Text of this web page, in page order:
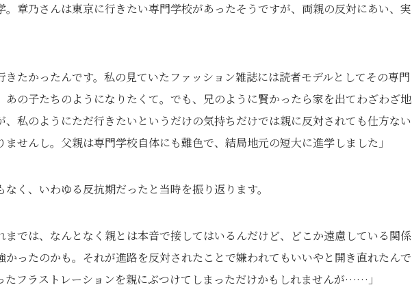
章乃さんは東京に行きたい専門学校があったそうですが、両親の反対にあい、実
きたかったんです。私の見ていたファッション雑誌には読者モデルとしてその専門
の子たちのようになりたくて。でも、兄のように賢かったら家を出てわざわざ地
私のようにただ行きたいというだけの気持ちだけでは親に反対されても仕方ない
せんし。父親は専門学校自体にも難色で、結局地元の短大に進学しました」
く、いわゆる反抗期だったと当時を振り返ります。
までは、なんとなく親とは本音で接してはいるんだけど、どこか遠慮している関係
ったのかも。それが進路を反対されたことで嫌われてもいいやと開き直れたんで
たフラストレーションを親にぶつけてしまっただけかもしれませんが……」